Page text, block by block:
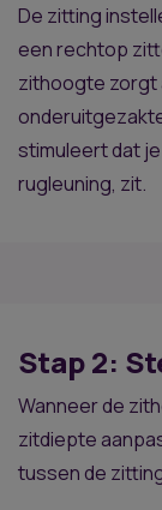
De zitting
een rechtop
zithoogte zorgt
stimuleert dat
rugleuning, zit.
Stap 2:
Wanneer de
zitdiepte
tussen de